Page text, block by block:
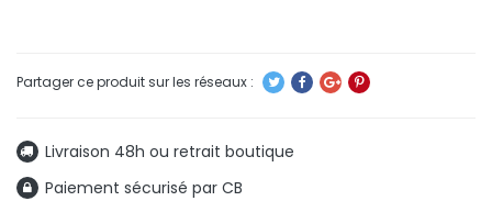
Livraison 48h ou retrait boutique
Paiement sécurisé par CB